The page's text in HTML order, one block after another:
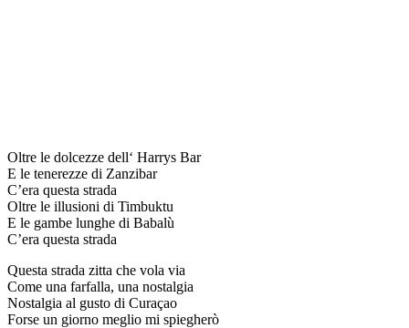
Oltre le dolcezze dell‘ Harrys Bar
E le tenerezze di Zanzibar
C’era questa strada
Oltre le illusioni di Timbuktu
E le gambe lunghe di Babalù
C’era questa strada
Questa strada zitta che vola via
Come una farfalla, una nostalgia
Nostalgia al gusto di Curaçao
Forse un giorno meglio mi spiegherò